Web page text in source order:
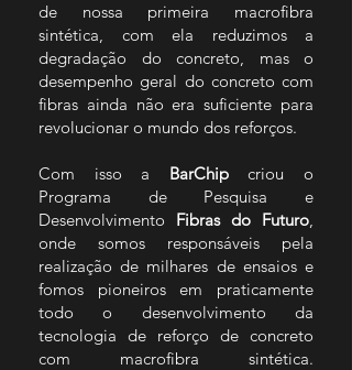
de nossa primeira macrofibra
sintética, com ela reduzimos a
degradação do concreto, mas o
desempenho geral do concreto com
fibras ainda não era suficiente para
revolucionar o mundo dos reforços.
Com isso a BarChipcriou o
Programa de Pesquisa e
Desenvolvimento Fibras do Futuro,
onde somos responsáveis pela
realização de milhares de ensaios e
fomos pioneiros em praticamente
todo o desenvolvimento da
tecnologia de reforço de concreto
com macrofibra sintética.